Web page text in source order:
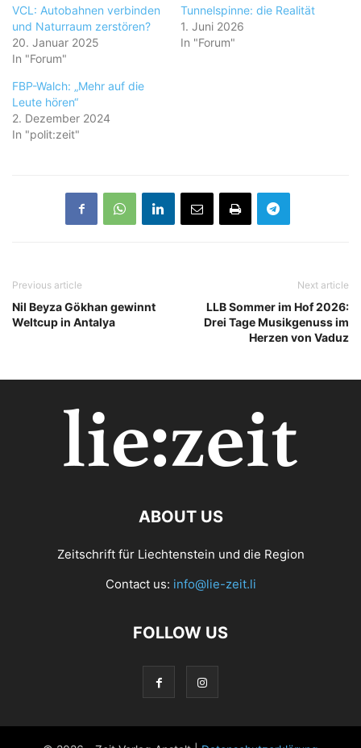
VCL: Autobahnen verbinden
und Naturraum zerstören?
20. Januar 2025
In "Forum"
Tunnelspinne: die Realität
1. Juni 2026
In "Forum"
FBP-Walch: „Mehr auf die
Leute hören“
2. Dezember 2024
In "polit:zeit"
Previous article
Nil Beyza Gökhan gewinnt
Weltcup in Antalya
Next article
LLB Sommer im Hof 2026:
Drei Tage Musikgenuss im
Herzen von Vaduz
ABOUT US
Zeitschrift für Liechtenstein und die Region
Contact us: info@lie-zeit.li
FOLLOW US